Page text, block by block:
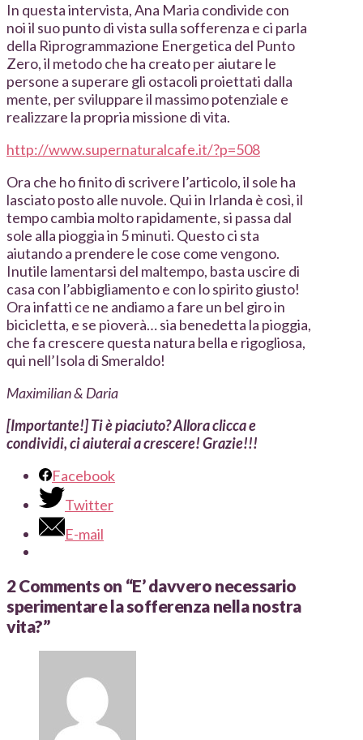
In questa intervista, Ana Maria condivide con
noi il suo punto di vista sulla sofferenza e ci parla
della Riprogrammazione Energetica del Punto
Zero, il metodo che ha creato per aiutare le
persone a superare gli ostacoli proiettati dalla
mente, per sviluppare il massimo potenziale e
realizzare la propria missione di vita.
http://www.supernaturalcafe.it/?p=508
Ora che ho finito di scrivere l’articolo, il sole ha
lasciato posto alle nuvole. Qui in Irlanda è così, il
tempo cambia molto rapidamente, si passa dal
sole alla pioggia in 5 minuti. Questo ci sta
aiutando a prendere le cose come vengono.
Inutile lamentarsi del maltempo, basta uscire di
casa con l’abbigliamento e con lo spirito giusto!
Ora infatti ce ne andiamo a fare un bel giro in
bicicletta, e se pioverà… sia benedetta la pioggia,
che fa crescere questa natura bella e rigogliosa,
qui nell’Isola di Smeraldo!
Maximilian & Daria
[Importante!] Ti è piaciuto? Allora clicca e
condividi, ci aiuterai a crescere! Grazie!!!
Facebook
Twitter
E-mail
2 Comments on “E’ davvero necessario
sperimentare la sofferenza nella nostra
vita?”